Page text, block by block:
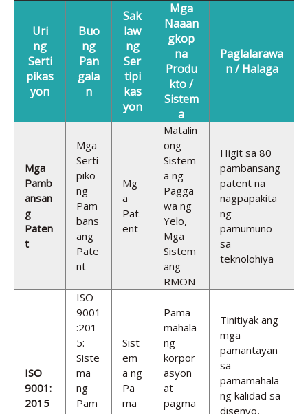
Uri
ng
Serti
pikas
yon
Buo
ng
Pan
gala
n
Sak
law
ng
Ser
tipi
kas
yon
Mga
Naaan
gkop
na
Produ
kto /
Sistem
a
Paglalarawa
n / Halaga
Mga
Pamb
ansan
g
Paten
t
Mga
Serti
piko
ng
Pam
bans
ang
Pate
nt
Mg
a
Pat
ent
Matalin
ong
Sistem
a ng
Pagga
wa ng
Yelo,
Mga
Sistem
ang
RMON
Higit sa 80
pambansang
patent na
nagpapakita
ng
pamumuno
sa
teknolohiya
ISO
9001:
2015
ISO
9001
:201
5:
Siste
ma
ng
Pam
Sist
em
a ng
Pa
ma
Pama
mahala
ng
korpor
asyon
at
pagma
Tinitiyak ang
mga
pamantayan
sa
pamamahala
ng kalidad sa
disenyo,